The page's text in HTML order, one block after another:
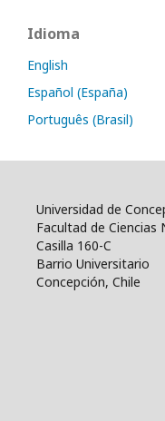
Idioma
English
Español (España)
Português (Brasil)
Universidad de
Facultad de Ciencias
Casilla 160-C
Barrio Universitario
Concepción, Chile